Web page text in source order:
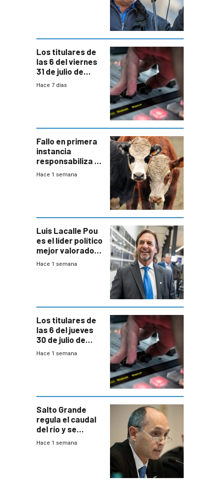
Los titulares de
las 6 del viernes
31 de julio de
2026
Hace 7 días
Fallo en primera
instancia
responsabiliza al
Estado por falta
Hace 1 semana
Luis Lacalle Pou
es el líder político
mejor valorado
del país, según
Hace 1 semana
Los titulares de
las 6 del jueves
30 de julio de
2026
Hace 1 semana
Salto Grande
regula el caudal
del río y se
prepara para un
Hace 1 semana